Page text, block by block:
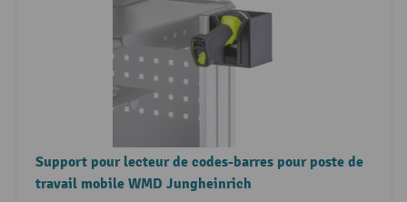
Support pour lecteur de codes-barres pour poste de
travail mobile WMD Jungheinrich